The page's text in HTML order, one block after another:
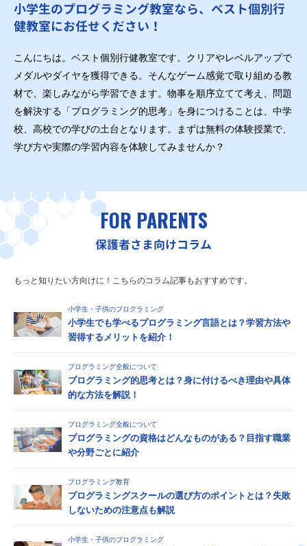
小学生のプログラミング教室なら、ベスト個別行
健教室にお任せください！
こんにちは。ベスト個別行健教室です。クリアやレベルアップで
メダルやダイヤを獲得できる。そんなゲーム感覚で取り組める教
材で、楽しみながら学習できます。物事を順序立てて考え、問題
を解決する「プログラミング的思考」を身につけることは、中学
校、高校での学びの土台となります。まずは無料の体験授業で、
学び方や実際の学習内容を体験してみませんか？
FOR PARENTS
保護者さま向けコラム
もっと知りたい方向けに！こちらのコラム記事もおすすめです。
小学生・子供のプログラミング
小学生でも学べるプログラミング言語とは？学習方法や
習得するメリットを紹介！
プログラミング全般について
プログラミング的思考とは？身に付けるべき理由や具体
的な方法を解説！
プログラミング全般について
プログラミングの資格はどんなものがある？目指す職業
や分野ごとに紹介
プログラミング教育
プログラミングスクールの選び方のポイントとは？失敗
しないための注意点も解説
小学生・子供のプログラミング